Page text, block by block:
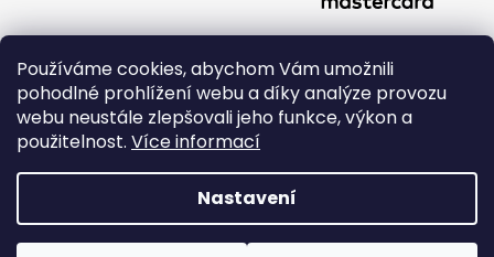
Používáme cookies, abychom Vám umožnili
pohodlné prohlížení webu a díky analýze provozu
webu neustále zlepšovali jeho funkce, výkon a
použitelnost. Více informací
Nastavení
Copyright 2026Originál - Šperk Daniela Roudná.